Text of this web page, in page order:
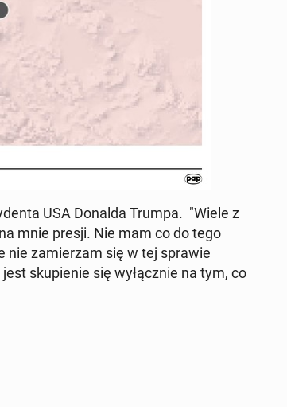
USA Donalda Trumpa. "Wiele z
mnie presji. Nie mam co do tego
nie za­mie­rzam się w tej sprawie
sku­pie­nie się wy­łącz­nie na tym, co